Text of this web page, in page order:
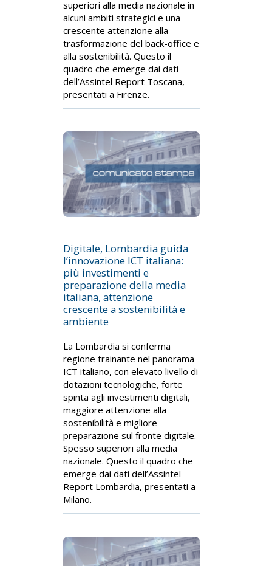
superiori alla media nazionale in
alcuni ambiti strategici e una
crescente attenzione alla
trasformazione del back-office e
alla sostenibilità. Questo il
quadro che emerge dai dati
dell’Assintel Report Toscana,
presentati a Firenze.
Digitale, Lombardia guida
l’innovazione ICT italiana:
più investimenti e
preparazione della media
italiana, attenzione
crescente a sostenibilità e
ambiente
La Lombardia si conferma
regione trainante nel panorama
ICT italiano, con elevato livello di
dotazioni tecnologiche, forte
spinta agli investimenti digitali,
maggiore attenzione alla
sostenibilità e migliore
preparazione sul fronte digitale.
Spesso superiori alla media
nazionale. Questo il quadro che
emerge dai dati dell’Assintel
Report Lombardia, presentati a
Milano.